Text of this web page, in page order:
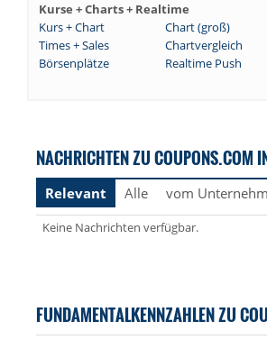
Kurse + Charts + Realtime
Kurs + Chart
Chart (groß)
Times + Sales
Chartvergleich
Börsenplätze
Realtime Push
NACHRICHTEN ZU COUPONS.COM
Relevant Alle vom
Keine Nachrichten verfügbar.
FUNDAMENTALKENNZAHLEN ZU